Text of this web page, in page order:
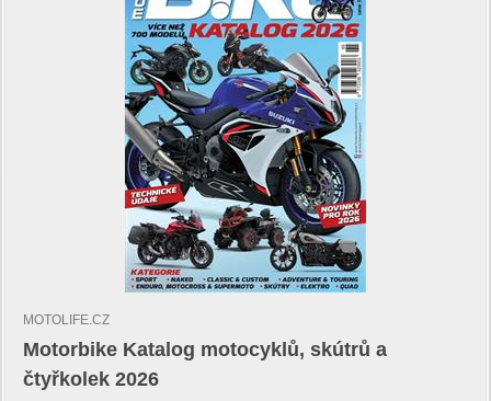
MOTOLIFE.CZ
Motorbike Katalog motocyklů, skútrů a
čtyřkolek 2026